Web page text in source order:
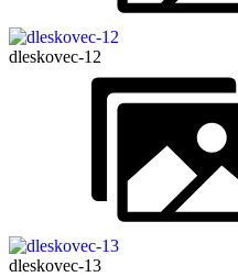
dleskovec-12
dleskovec-13